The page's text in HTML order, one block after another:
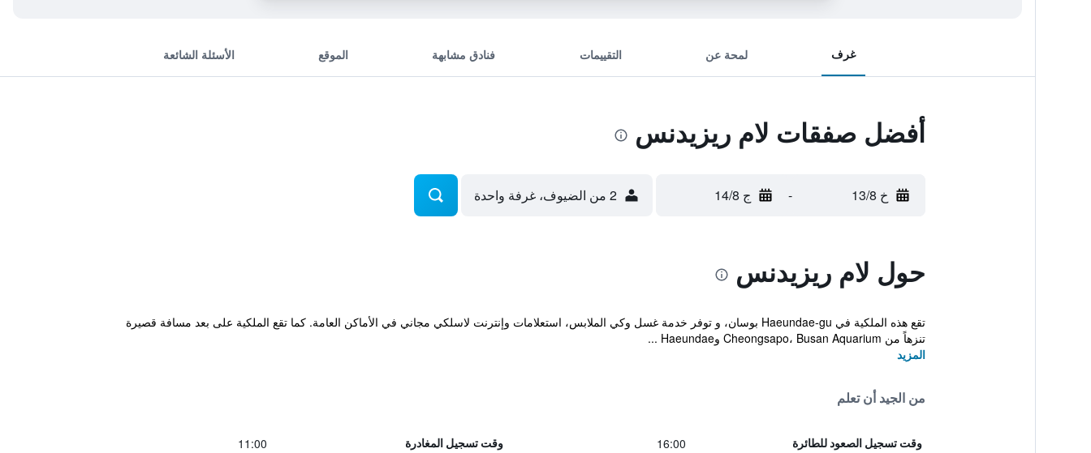
غرف لمحة عن التقييمات فنادق مشابهة الموقع الأسئلة الشائعة
أفضل صفقات لام ريزيدنس
خ 13/8 - ج 14/8 2 من الضيوف، غرفة واحدة
حول لام ريزيدنس
تقع هذه الملكية في Haeundae-gu بوسان، و توفر خدمة غسل وكي الملابس، استعلامات وإنترنت لاسلكي مجاني في الأماكن العامة. كما تقع الملكية على بعد مسافة قصيرة
تنزهاً من Cheongsapo، Busan Aquarium وHaeundae ...
المزيد
من الجيد أن تعلم
وقت تسجيل الصعود للطائرة 16:00 وقت تسجيل المغادرة 11:00